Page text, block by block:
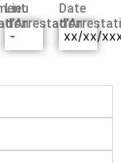
Lieu
d’Arrestation
-
Date
xx/xx/